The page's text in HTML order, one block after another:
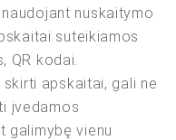
nuskaitymo
suteikiamos
QR kodai.
apskaitai, gali ne
įvedamos
galimybę vienu